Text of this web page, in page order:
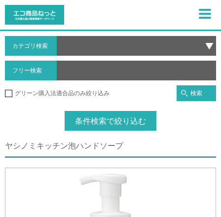
カテゴリ検索
フリー検索
グリーン購入法適合品のみ絞り込み 検索
条件検索で絞り込む
ヤシノミキッチン泡ハンドソープ